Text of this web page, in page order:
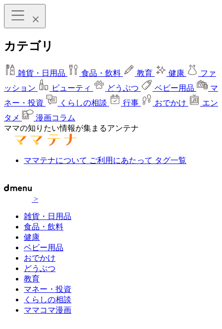
カテゴリ
雑貨・日用品 食品・飲料 教育 健康
ファ
ッション
ビューティ どうぶつ ベビー用品
マ
ネー・投資
くらしの相談 行事 おでかけ
エン
タメ
漫画コラム
ママの知りたい情報が集まるアンテナ
ママテナについて ご利用にあたって タグ一覧
>
雑貨・日用品
食品・飲料
健康
ベビー用品
おでかけ
どうぶつ
教育
マネー・投資
くらしの相談
ママコマ漫画